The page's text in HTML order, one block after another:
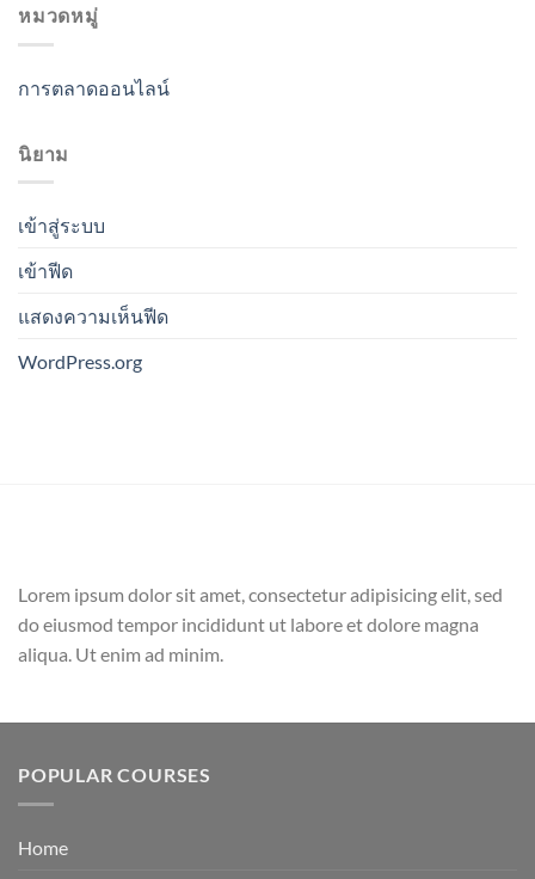
หมวดหมู่
การตลาดออนไลน์
นิยาม
เข้าสู่ระบบ
เข้าฟีด
แสดงความเห็นฟีด
WordPress.org
Lorem ipsum dolor sit amet, consectetur adipisicing elit, sed
do eiusmod tempor incididunt ut labore et dolore magna
aliqua. Ut enim ad minim.
POPULAR COURSES
Home